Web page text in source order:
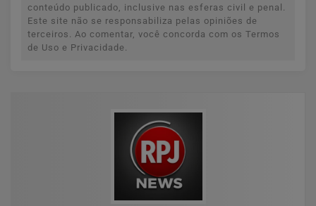
conteúdo publicado, inclusive nas esferas civil e penal.
Este site não se responsabiliza pelas opiniões de
terceiros. Ao comentar, você concorda com os Termos
de Uso e Privacidade.